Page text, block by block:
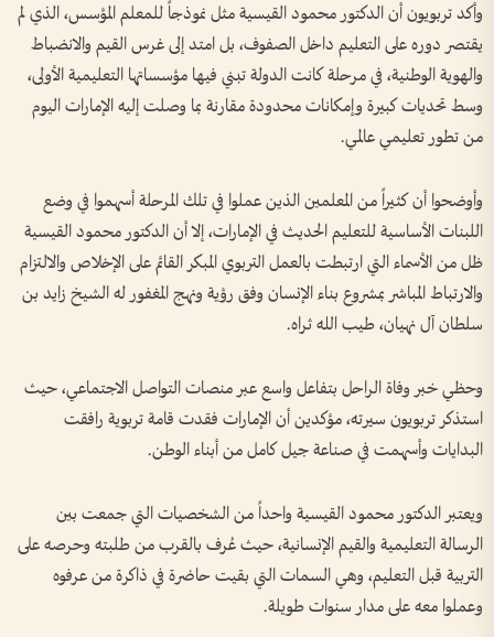
وأكد تربويون أن الدكتور محمود القيسية مثل نموذجاً للمعلم المؤسس، الذي لم
يقتصر دوره على التعليم داخل الصفوف، بل امتد إلى غرس القيم والانضباط
والهوية الوطنية، في مرحلة كانت الدولة تبني فيها مؤسساتها التعليمية الأولى،
وسط تحديات كبيرة وإمكانات محدودة مقارنة بما وصلت إليه الإمارات اليوم
من تطور تعليمي عالمي.
وأوضحوا أن كثيراً من المعلمين الذين عملوا في تلك المرحلة أسهموا في وضع
اللبنات الأساسية للتعليم الحديث في الإمارات، إلا أن الدكتور محمود القيسية
ظل من الأسماء التي ارتبطت بالعمل التربوي المبكر القائم على الإخلاص والالتزام
والارتباط المباشر بمشروع بناء الإنسان وفق رؤية ونهج المغفور له الشيخ زايد بن
سلطان آل نهيان، طيب الله ثراه.
وحظي خبر وفاة الراحل بتفاعل واسع عبر منصات التواصل الاجتماعي، حيث
استذكر تربويون سيرته، مؤكدين أن الإمارات فقدت قامة تربوية رافقت
البدايات وأسهمت في صناعة جيل كامل من أبناء الوطن.
ويعتبر الدكتور محمود القيسية واحداً من الشخصيات التي جمعت بين
الرسالة التعليمية والقيم الإنسانية، حيث عُرف بالقرب من طلبته وحرصه على
التربية قبل التعليم، وهي السمات التي بقيت حاضرة في ذاكرة من عرفوه
وعملوا معه على مدار سنوات طويلة.